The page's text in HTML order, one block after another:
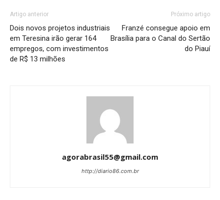
Artigo anterior
Dois novos projetos industriais
em Teresina irão gerar 164
empregos, com investimentos
de R$ 13 milhões
Próximo artigo
Franzé consegue apoio em
Brasília para o Canal do Sertão
do Piauí
agorabrasil55@gmail.com
http://diario86.com.br